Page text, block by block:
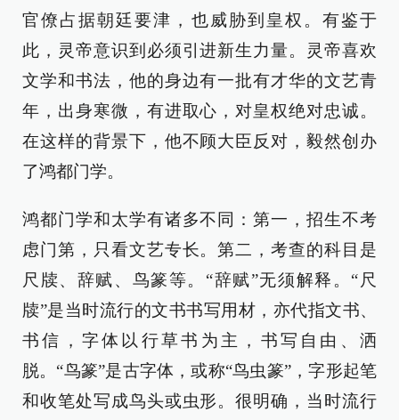
官僚占据朝廷要津，也威胁到皇权。有鉴于
此，灵帝意识到必须引进新生力量。灵帝喜欢
文学和书法，他的身边有一批有才华的文艺青
年，出身寒微，有进取心，对皇权绝对忠诚。
在这样的背景下，他不顾大臣反对，毅然创办
了鸿都门学。
鸿都门学和太学有诸多不同：第一，招生不考
虑门第，只看文艺专长。第二，考查的科目是
尺牍、辞赋、鸟篆等。“辞赋”无须解释。“尺
牍”是当时流行的文书书写用材，亦代指文书、
书信，字体以行草书为主，书写自由、洒
脱。“鸟篆”是古字体，或称“鸟虫篆”，字形起笔
和收笔处写成鸟头或虫形。很明确，当时流行